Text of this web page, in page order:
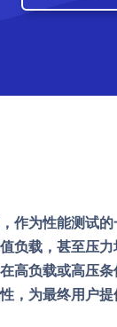
作为性能测试的
负载，甚至压力
高负载或高压条
，为最终用户提